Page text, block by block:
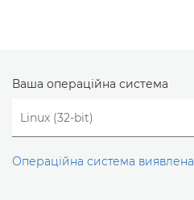
Ваша операційна система
Операційна система виявлена